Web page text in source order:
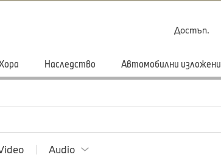
Достъп.
Наследство Автомобилни
Audio